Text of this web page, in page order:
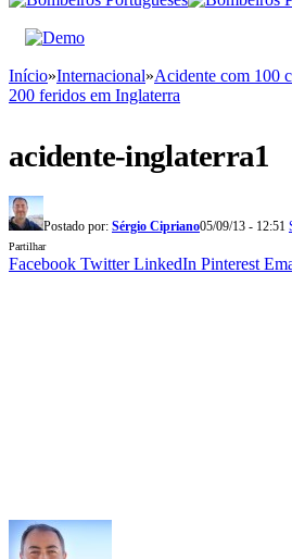
Início»Internacional»Acidente com 100
200 feridos em Inglaterra
acidente-inglaterra1
Postado por: Sérgio Cipriano05/09/13 - 12:51
Partilhar
Facebook Twitter LinkedIn Pinterest